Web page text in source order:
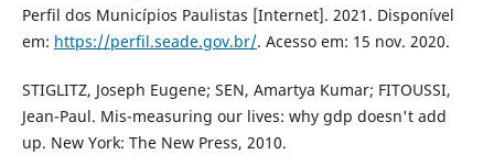
Perfil dos Municípios Paulistas [Internet]. 2021. Disponível
em: https://perfil.seade.gov.br/. Acesso em: 15 nov. 2020.
STIGLITZ, Joseph Eugene; SEN, Amartya Kumar; FITOUSSI,
Jean-Paul. Mis-measuring our lives: why gdp doesn't add
up. New York: The New Press, 2010.